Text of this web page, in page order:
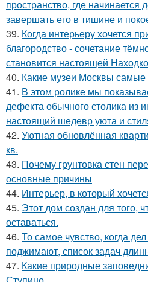
пространство, где начинается
завершать его в тишине и
39. Когда интерьеру хочется
благородство - сочетание
становится настоящей
40. Какие музеи Москвы самые
41. В этом ролике мы
дефекта обычного столика из
настоящий шедевр уюта и
42. Уютная обновлённая
кв.
43. Почему грунтовка стен
основные причины
44. Интерьер, в который
45. Этот дом создан для того,
оставаться.
46. То самое чувство, когда
поджимают, список задач
47. Какие природные